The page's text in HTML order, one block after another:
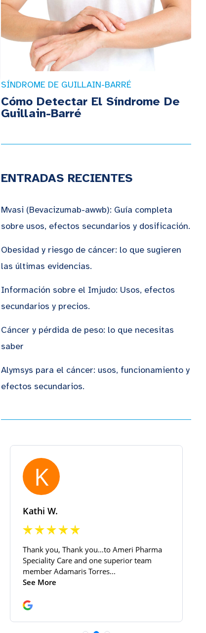
SÍNDROME DE GUILLAIN-BARRÉ
Cómo Detectar El Síndrome De
Guillain-Barré
ENTRADAS RECIENTES
Mvasi (Bevacizumab-awwb): Guía completa
sobre usos, efectos secundarios y dosificación.
Obesidad y riesgo de cáncer: lo que sugieren
las últimas evidencias.
Información sobre el Imjudo: Usos, efectos
secundarios y precios.
Cáncer y pérdida de peso: lo que necesitas
saber
Alymsys para el cáncer: usos, funcionamiento y
efectos secundarios.